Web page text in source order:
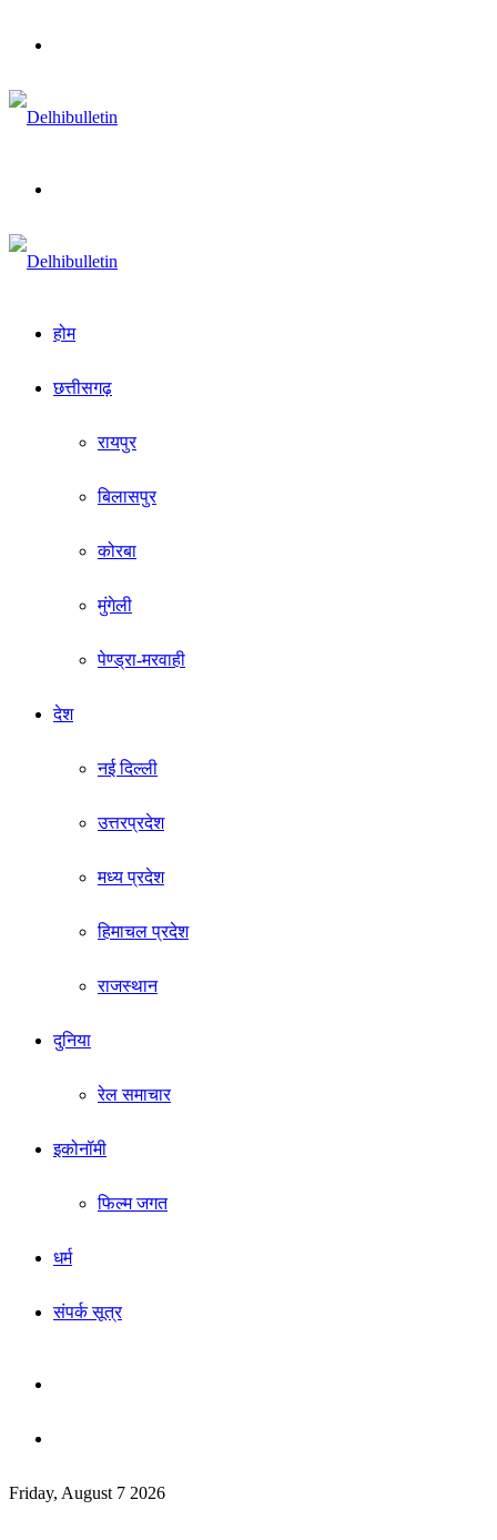
होम
छत्तीसगढ़
रायपुर
बिलासपुर
कोरबा
मुंगेली
पेण्ड्रा-मरवाही
देश
नई दिल्ली
उत्तरप्रदेश
मध्य प्रदेश
हिमाचल प्रदेश
राजस्थान
दुनिया
रेल समाचार
इकोनॉमी
फिल्म जगत
धर्म
संपर्क सूत्र
for
Friday, August 7 2026